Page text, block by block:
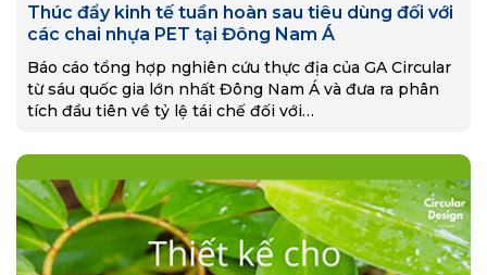
Thúc đẩy kinh tế tuần hoàn sau tiêu dùng đối với
các chai nhựa PET tại Đông Nam Á
Báo cáo tổng hợp nghiên cứu thực địa của GA Circular
từ sáu quốc gia lớn nhất Đông Nam Á và đưa ra phân
tích đầu tiên về tỷ lệ tái chế đối với…